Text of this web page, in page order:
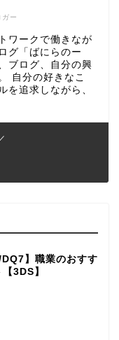
ー
ワークで働きなが
グ「ばにらのー
ブログ、自分の興
自分の好きなこ
を追求しながら、
DQ7】職業のおすす
3DS】